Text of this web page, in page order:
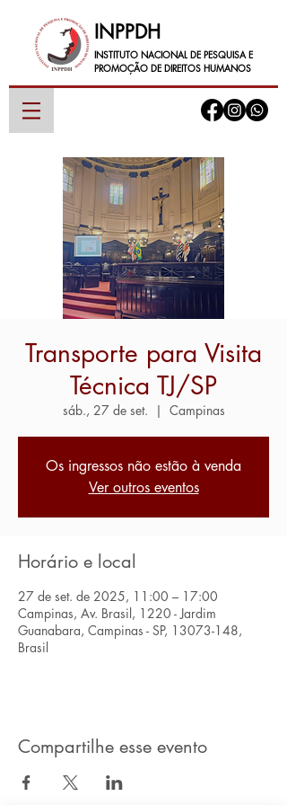
INPPDH
INSTITUTO NACIONAL DE PESQUISA E
PROMOÇÃO DE DIREITOS HUMANOS
Transporte para Visita
Técnica TJ/SP
sáb., 27 de set.
  |
Campinas
Os ingressos não estão à venda
Ver outros eventos
Horário e local
27 de set. de 2025, 11:00 – 17:00
Campinas, Av. Brasil, 1220 - Jardim
Guanabara, Campinas - SP, 13073-148,
Brasil
Compartilhe esse evento